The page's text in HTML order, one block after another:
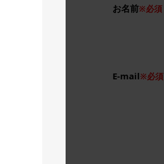
お名前※必須
E-mail※必須